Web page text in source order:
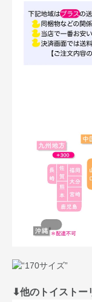
⬇︎他のトイストー